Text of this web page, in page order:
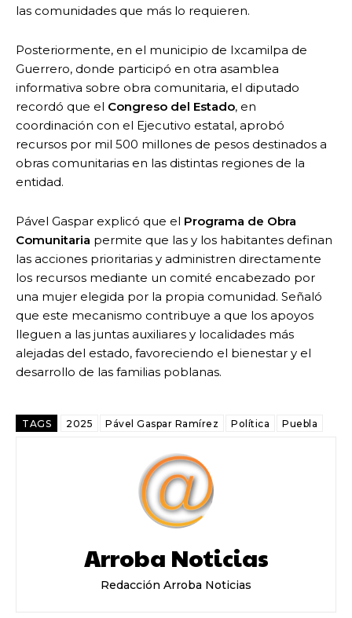
las comunidades que más lo requieren.
Posteriormente, en el municipio de Ixcamilpa de
Guerrero, donde participó en otra asamblea
informativa sobre obra comunitaria, el diputado
recordó que el Congreso del Estado, en
coordinación con el Ejecutivo estatal, aprobó
recursos por mil 500 millones de pesos destinados a
obras comunitarias en las distintas regiones de la
entidad.
Pável Gaspar explicó que el Programa de Obra
Comunitaria permite que las y los habitantes definan
las acciones prioritarias y administren directamente
los recursos mediante un comité encabezado por
una mujer elegida por la propia comunidad. Señaló
que este mecanismo contribuye a que los apoyos
lleguen a las juntas auxiliares y localidades más
alejadas del estado, favoreciendo el bienestar y el
desarrollo de las familias poblanas.
TAGS 2025 Pável Gaspar Ramírez Política Puebla
Arroba Noticias
Redacción Arroba Noticias